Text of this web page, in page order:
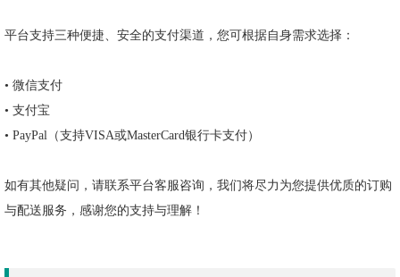
平台支持三种便捷、安全的支付渠道，您可根据自身需求选择：
• 微信支付
• 支付宝
• PayPal （支持VISA或MasterCard银行卡支付）
如有其他疑问，请联系平台客服咨询，我们将尽力为您提供优质的订购
与配送服务，感谢您的支持与理解！